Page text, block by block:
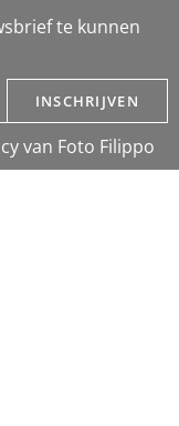
te kunnen
van Foto Filippo
INSCHRIJVEN